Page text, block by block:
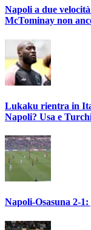
Napoli a due
McTominay non
Lukaku rientra in
Napoli? Usa e
Napoli-Osasuna 2-